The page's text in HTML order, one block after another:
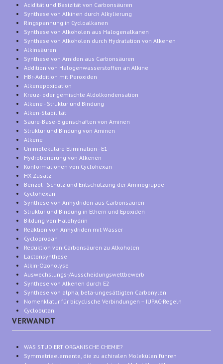
Acidität und Basizität von Carbonsäuren
Synthese von Alkinen durch Alkylierung
Ringspannung in Cycloalkanen
Synthese von Alkoholen aus Halogenalkanen
Synthese von Alkoholen durch Hydratation von Alkenen
Alkinsäuren
Synthese von Amiden aus Carbonsäuren
Addition von Halogenwasserstoffen an Alkine
HBr-Addition mit Peroxiden
Alkenepoxidation
Kreuz- oder gemischte Aldolkondensation
Alkene - Struktur und Bindung
Alken-Stabilität
Säure-Base-Eigenschaften von Aminen
Struktur und Bindung von Aminen
Alkene
Unimolekulare Elimination - E1
Hydroborierung von Alkenen
Konformationen von Cyclohexan
HX-Zusatz
Benzol - Schutz und Entschützung der Aminogruppe
Cyclohexan
Synthese von Anhydriden aus Carbonsäuren
Struktur und Bindung in Ethern und Epoxiden
Bildung von Halohydrin
Reaktion von Anhydriden mit Wasser
Cyclopropan
Reduktion von Carbonsäuren zu Alkoholen
Lactonsynthese
Alkin-Ozonolyse
Auswechslungs-/Ausscheidungswettbewerb
Synthese von Alkenen durch E2
Synthese von alpha, beta-ungesättigten Carbonylen
Nomenklatur für bicyclische Verbindungen – IUPAC-Regeln
Cyclobutan
VERWANDT
WAS STUDIERT ORGANISCHE CHEMIE?
Symmetrieelemente, die zu achiralen Molekülen führen